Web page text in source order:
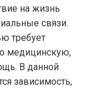
на жизнь
связи.
требует
медицинскую,
В данной
зависимость,